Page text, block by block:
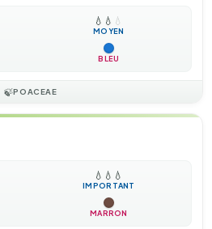
💧 💧 💧
MOYEN
BLEU
🍃POACEAE
💧 💧 💧
IMPORTANT
MARRON